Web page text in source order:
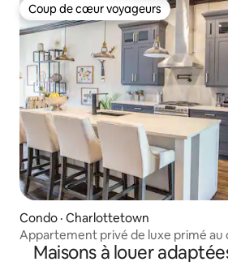
Coup de cœur voyageurs
Coup de cœur voyageurs
Condo · Charlottetown
Appartement privé de luxe primé au
Maisons à louer